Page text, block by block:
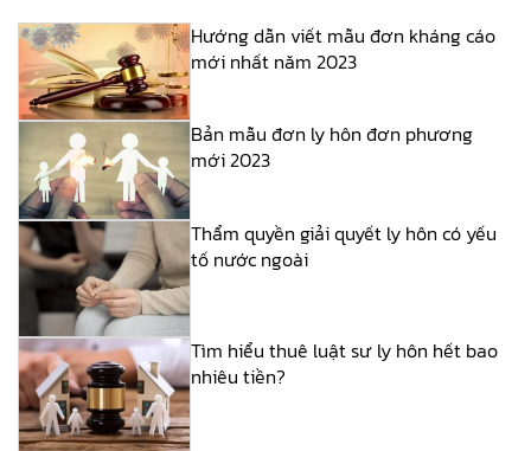
Hướng dẫn viết mẫu đơn kháng cáo
mới nhất năm 2023
Bản mẫu đơn ly hôn đơn phương
mới 2023
Thẩm quyền giải quyết ly hôn có yếu
tố nước ngoài
Tìm hiểu thuê luật sư ly hôn hết bao
nhiêu tiền?